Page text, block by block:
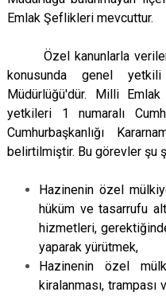
Emlak Şeflikleri mevcuttur.
Özel kanunlarla verilen
konusunda genel
Müdürlüğü'dür. Milli
yetkileri 1 numaralı
Cumhurbaşkanlığı
belirtilmiştir. Bu görevler şu
Hazinenin özel
hüküm ve tasarrufu
hizmetleri,
yaparak yürütmek,
Hazinenin özel
kiralanması, trampası